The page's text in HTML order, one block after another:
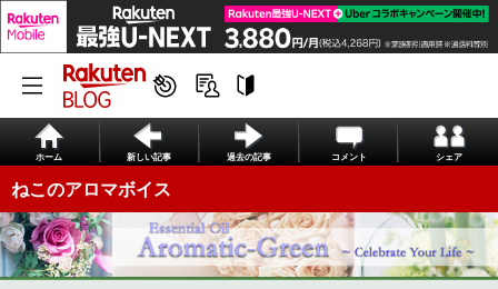
ホーム 新しい記事 過去の記事 コメント シェア
ねこのアロマボイス